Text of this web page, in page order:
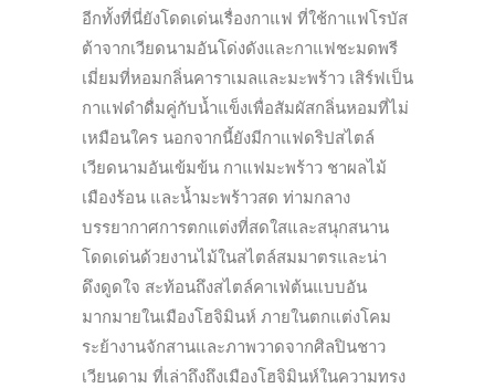
อีกทั้งที่นี่ยังโดดเด่นเรื่องกาแฟ ที่ใช้กาแฟโรบัส
ต้าจากเวียดนามอันโด่งดังและกาแฟชะมดพรี
เมี่ยมที่หอมกลิ่นคาราเมลและมะพร้าว เสิร์ฟเป็น
กาแฟดำดื่มคู่กับน้ำแข็งเพื่อสัมผัสกลิ่นหอมที่ไม่
เหมือนใคร นอกจากนี้ยังมีกาแฟดริปสไตล์
เวียดนามอันเข้มข้น กาแฟมะพร้าว ชาผลไม้
เมืองร้อน และน้ำมะพร้าวสด ท่ามกลาง
บรรยากาศการตกแต่งที่สดใสและสนุกสนาน
โดดเด่นด้วยงานไม้ในสไตล์สมมาตรและน่า
ดึงดูดใจ สะท้อนถึงสไตล์คาเฟ่ต้นแบบอัน
มากมายในเมืองโฮจิมินห์ ภายในตกแต่งโคม
ระย้างานจักสานและภาพวาดจากศิลปินชาว
เวียนดาม ที่เล่าถึงถึงเมืองโฮจิมินห์ในความทรง